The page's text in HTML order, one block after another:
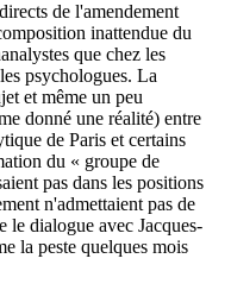
de l'amendement
inattendue du
que chez les
psychologues. La
et même un peu
donné une réalité) entre
de Paris et certains
du « groupe de
pas dans les positions
n'admettaient pas de
le dialogue avec Jacques-
la peste quelques mois